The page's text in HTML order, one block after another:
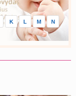
K L M N